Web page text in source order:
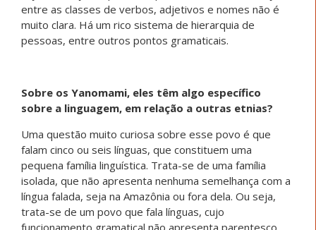
entre as classes de verbos, adjetivos e nomes não é
muito clara. Há um rico sistema de hierarquia de
pessoas, entre outros pontos gramaticais.
Sobre os Yanomami, eles têm algo específico
sobre a linguagem, em relação a outras etnias?
Uma questão muito curiosa sobre esse povo é que
falam cinco ou seis línguas, que constituem uma
pequena família linguística. Trata-se de uma família
isolada, que não apresenta nenhuma semelhança com a
língua falada, seja na Amazônia ou fora dela. Ou seja,
trata-se de um povo que fala línguas, cujo